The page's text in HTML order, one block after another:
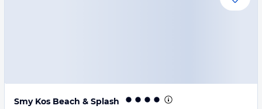
Smy Kos Beach & Splash